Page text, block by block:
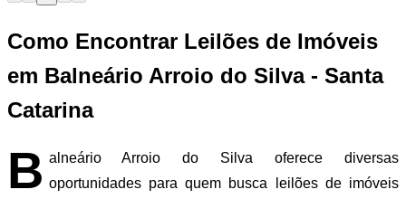
Como Encontrar Leilões de Imóveis
em Balneário Arroio do Silva - Santa
Catarina
B alneário Arroio do Silva oferece diversas
oportunidades para quem busca leilões de imóveis